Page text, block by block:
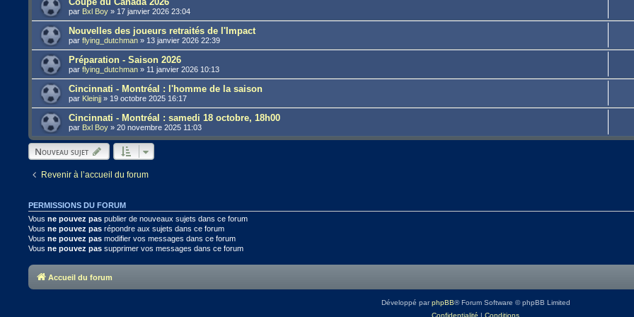
par Bxl Boy » 17 janvier 2026 23:04
Nouvelles des joueurs retraités de l'Impact
parflying_dutchman » 13 janvier 2026 22:39
Préparation - Saison 2026
parflying_dutchman » 11 janvier 2026 10:13
Cincinnati - Montréal : l'homme de la saison
par Kleinjj » 19 octobre 2025 16:17
Cincinnati - Montréal : samedi 18 octobre, 18h00
par Bxl Boy »20 novembre 2025 11:03
Nouveau sujet
Revenir à l’accueil du forum
PERMISSIONS DU FORUM
Vousne pouvez pas publier de nouveaux sujets dans ce forum
Vousne pouvez pas répondre aux sujets dans ce forum
Vousne pouvez pas modifier vos messages dans ce forum
Vousne pouvez pas supprimer vos messages dans ce forum
Accueil du forum
Développé parphpBB® Forum Software © phpBB Limited
Confidentialité | Conditions